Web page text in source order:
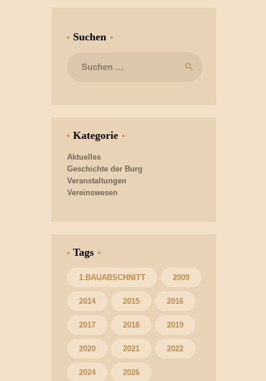
Suchen
nach:
Kategorie
Aktuelles
Geschichte der Burg
Veranstaltungen
Vereinswesen
Tags
1.BAUABSCHNITT 2009
2014 2015 2016
2017 2018 2019
2020 2021 2022
2024 2026